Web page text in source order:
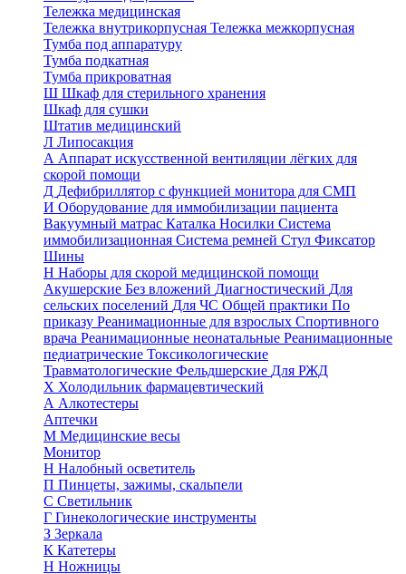
Тележка медицинская
Тележка внутрикорпусная Тележка межкорпусная
Тумба под аппаратуру
Тумба подкатная
Тумба прикроватная
Ш Шкаф для стерильного хранения
Шкаф для сушки
Штатив медицинский
Л Липосакция
А Аппарат искусственной вентиляции лёгких для
скорой помощи
Д Дефибриллятор с функцией монитора для СМП
И Оборудование для иммобилизации пациента
Вакуумный матрас Каталка Носилки Система
иммобилизационная Система ремней Стул Фиксатор
Шины
Н Наборы для скорой медицинской помощи
Акушерские Без вложений Диагностический Для
сельских поселений Для ЧС Общей практики По
приказу Реанимационные для взрослых Спортивного
врача Реанимационные неонатальные Реанимационные
педиатрические Токсикологические
Травматологические Фельдшерские Для РЖД
Х Холодильник фармацевтический
А Алкотестеры
Аптечки
М Медицинские весы
Монитор
Н Налобный осветитель
П Пинцеты, зажимы, скальпели
С Светильник
Г Гинекологические инструменты
З Зеркала
К Катетеры
Н Ножницы